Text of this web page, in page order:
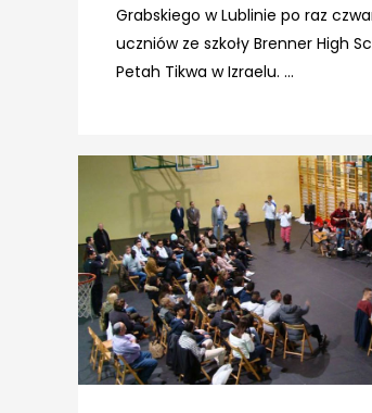
Grabskiego w Lublinie po raz
uczniów ze szkoły Brenner High
Petah Tikwa w Izraelu. ...